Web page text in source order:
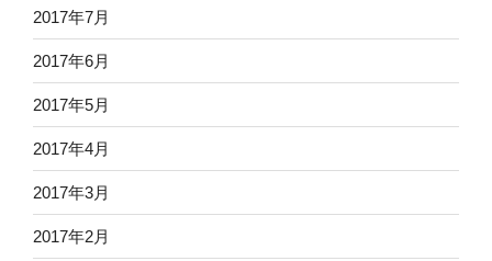
2017年7月
2017年6月
2017年5月
2017年4月
2017年3月
2017年2月